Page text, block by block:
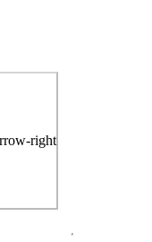
right